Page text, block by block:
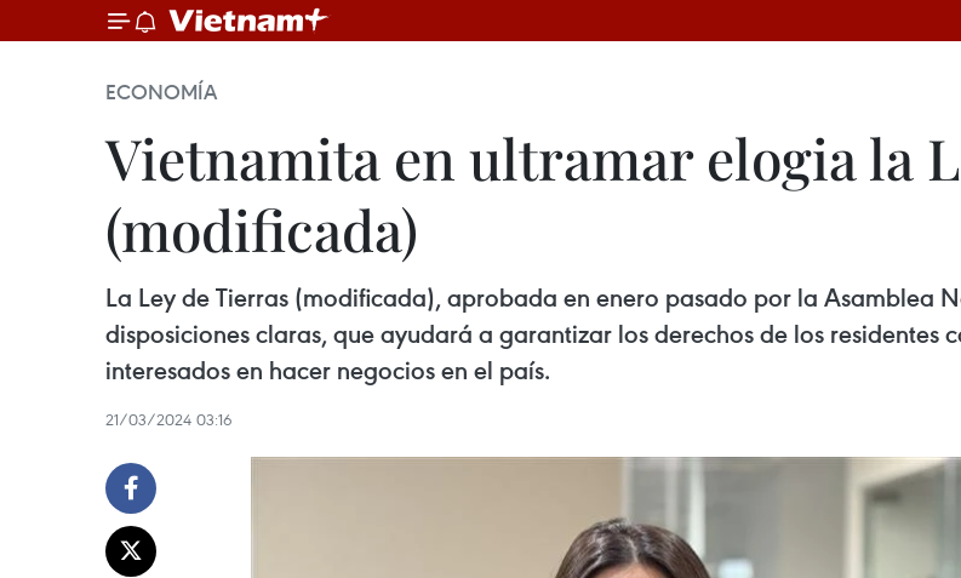
ECONOMÍA
Vietnamita en ultramar elogia la
(modificada)
La Ley de Tierras (modificada), aprobada en enero pasado por la Asamblea
disposiciones claras, que ayudará a garantizar los derechos de los residentes
interesados en hacer negocios en el país.
21/03/2024 03:16